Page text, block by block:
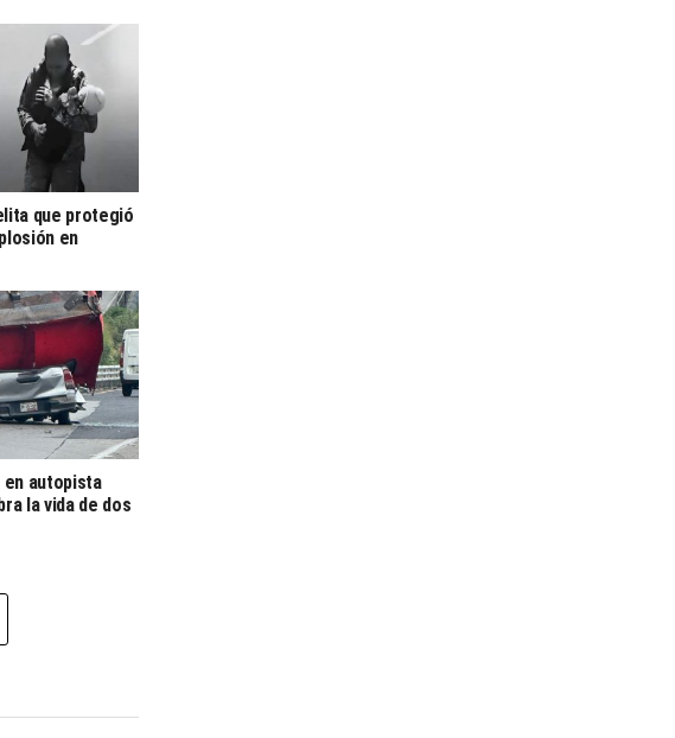
que protegió
en
autopista
la vida de dos